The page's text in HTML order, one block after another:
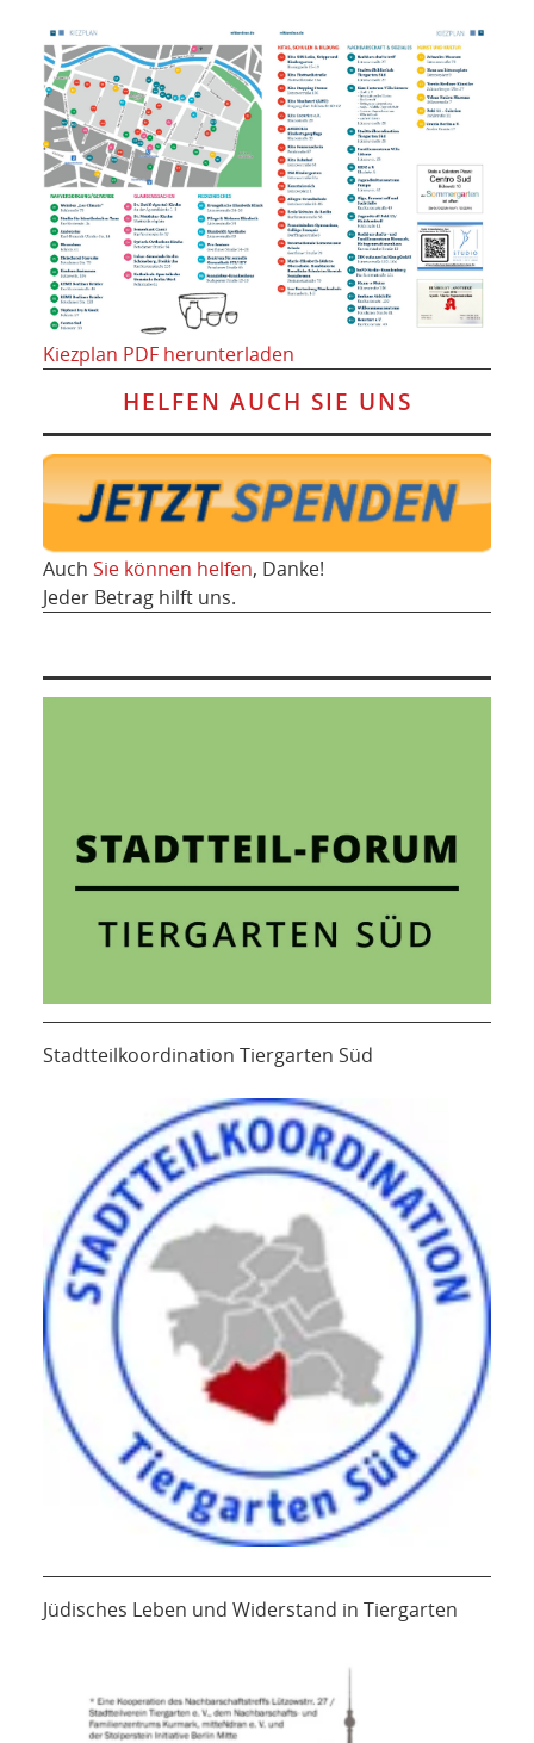
Kiezplan PDF herunterladen
HELFEN AUCH SIE UNS
Auch Sie können helfen, Danke!
Jeder Betrag hilft uns.
Stadtteilkoordination Tiergarten Süd
Jüdisches Leben und Widerstand in Tiergarten